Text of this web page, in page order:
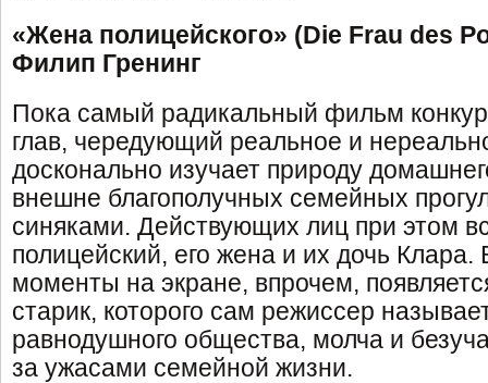
«Жена полицейского» (Die Frau des
Филип Гренинг
Пока самый радикальный фильм
глав, чередующий реальное и
досконально изучает природу
внешне благополучных семейных
синяками. Действующих лиц при этом
полицейский, его жена и их дочь Клара.
моменты на экране, впрочем,
старик, которого сам режиссер
равнодушного общества, молча и
за ужасами семейной жизни.